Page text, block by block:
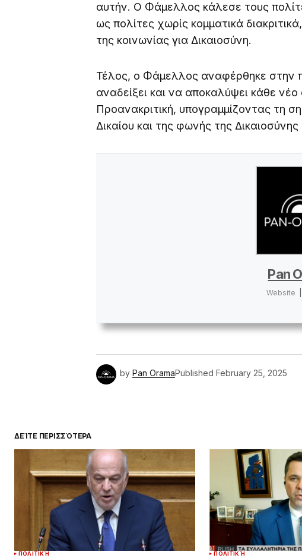
αυτήν. Ο Φάμελλος κάλεσε τους
ως πολίτες χωρίς κομματικά
της κοινωνίας για Δικαιοσύνη.
Τέλος, ο Φάμελλος αναφέρθηκε στην
αναδείξει και να αποκαλύψει κάθε
Προανακριτική, υπογραμμίζοντας τη
Δικαίου και της φωνής της Δικαιοσύνης
Pan
Website
by Pan OramaPublished February 25, 2025
ΔΕΊΤΕ ΠΕΡΙΣΣΌΤΕΡΑ
ΠΟΛΙΤΙΚΉ ΠΟΛΙΤΙΚΉ